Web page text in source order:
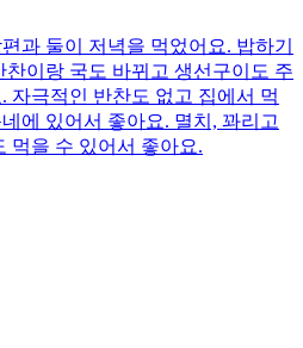
과 둘이 저녁을 먹었어요. 밥하기
이랑 국도 바뀌고 생선구이도 주
자극적인 반찬도 없고 집에서 먹
에 있어서 좋아요. 멸치, 꽈리고
먹을 수 있어서 좋아요.